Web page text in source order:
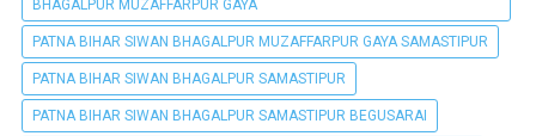
BHAGALPUR MUZAFFARPUR GAYA
PATNA BIHAR SIWAN BHAGALPUR MUZAFFARPUR GAYA SAMASTIPUR
PATNA BIHAR SIWAN BHAGALPUR SAMASTIPUR
PATNA BIHAR SIWAN BHAGALPUR SAMASTIPUR BEGUSARAI